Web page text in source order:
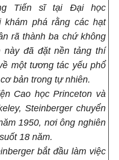
Tiến sĩ tại Đại học
khám phá rằng các hạt
rã thành ba chứ không
này đã đặt nền tảng thí
một tương tác yếu phổ
bản trong tự nhiên.
Cao học Princeton và
Steinberger chuyển
1950, nơi ông nghiên
18 năm.
bắt đầu làm việc